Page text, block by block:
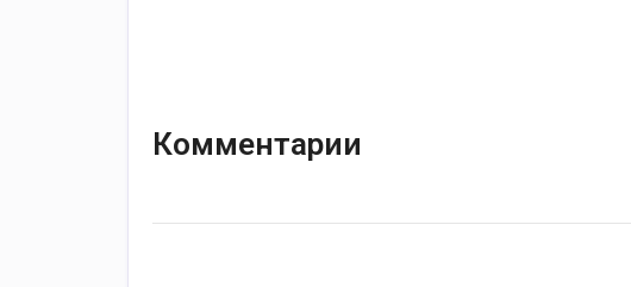
Комментарии